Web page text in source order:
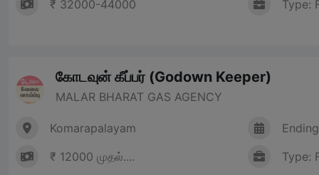
₹ 32000-44000 Type:
கோடவுன் கீப்பர் (Godown Keeper)
MALAR BHARAT GAS AGENCY
Komarapalayam
₹ 12000 முதல்....
Type: